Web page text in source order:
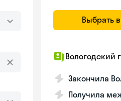
Выбрать
Вологодский
Закончила
Получила